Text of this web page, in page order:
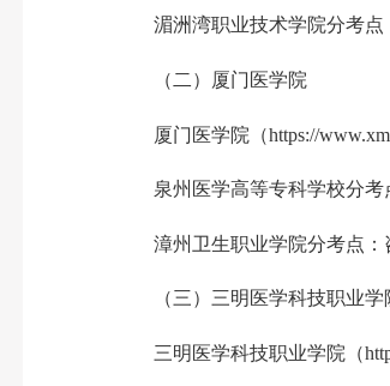
湄洲湾职业技术学院分考点
（二）厦门医学院
厦门医学院（https://
泉州医学高等专科学校分考
漳州卫生职业学院分考点：
（三）三明医学科技职业学
三明医学科技职业学院（